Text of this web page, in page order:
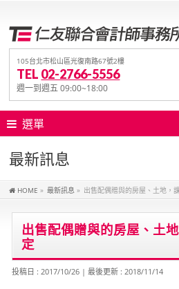
105台北市松山區光復南路67號2樓
TEL 02-2766-5556
週一到週五 09:00~18:00
選單
最新訊息
HOME » 最新訊息 » 出售配偶贈與的房屋、土地，
出售配偶贈與的房屋、土
定
投稿日 : 2017/10/26 最後更新 : 2018/11/14